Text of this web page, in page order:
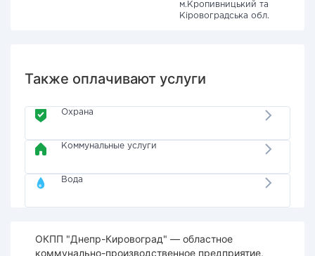
м.Кропивницький та
Кіровоградська обл.
Также оплачивают услуги
Охрана
Коммунальные услуги
Вода
ОКПП "Днепр-Кировоград" — областное
коммунально-производственное предприятие,